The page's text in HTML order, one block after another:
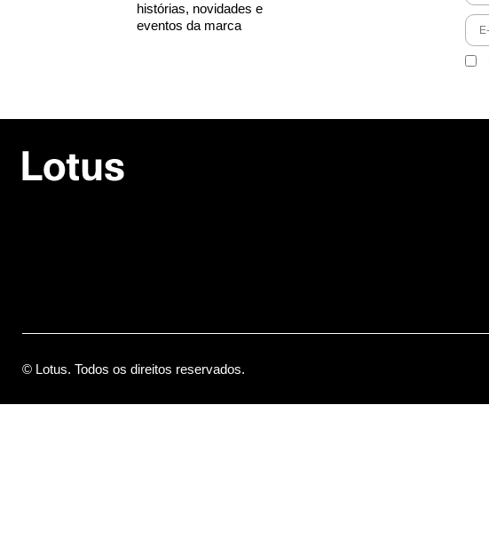
histórias, novidades e
eventos da marca
© Lotus. Todos os direitos reservados.